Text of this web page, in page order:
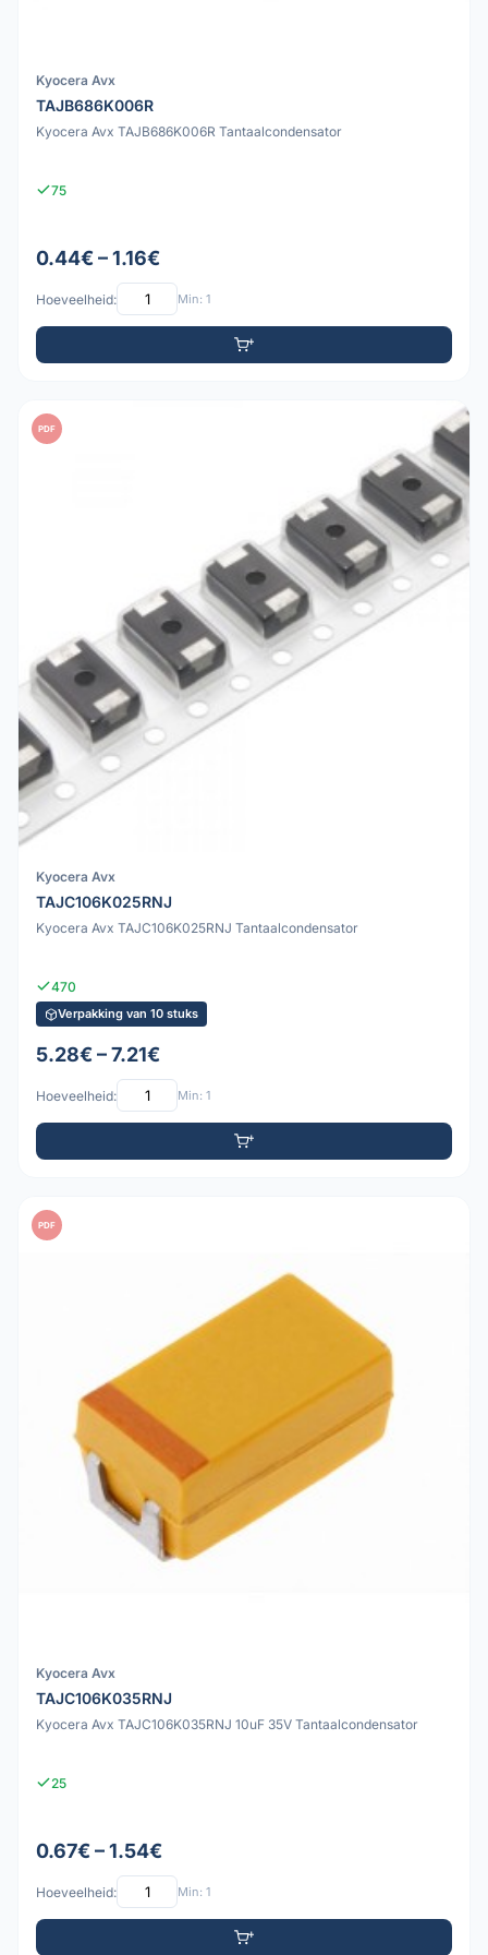
Kyocera Avx
TAJB686K006R
Kyocera Avx TAJB686K006R Tantaalcondensator
75
0.44€ – 1.16€
Hoeveelheid: Min: 1
PDF
Kyocera Avx
TAJC106K025RNJ
Kyocera Avx TAJC106K025RNJ Tantaalcondensator
470
Verpakking van 10 stuks
5.28€ – 7.21€
Hoeveelheid: Min: 1
PDF
Kyocera Avx
TAJC106K035RNJ
Kyocera Avx TAJC106K035RNJ 10uF 35V Tantaalcondensator
25
0.67€ – 1.54€
Hoeveelheid: Min: 1